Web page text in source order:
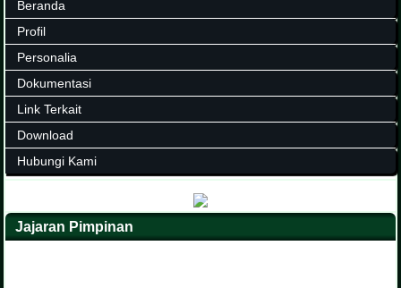
Beranda
Profil
Personalia
Dokumentasi
Link Terkait
Download
Hubungi Kami
Jajaran Pimpinan